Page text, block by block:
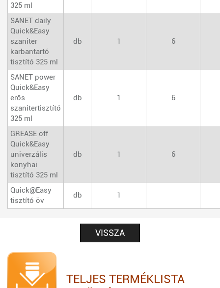
325 ml
SANET daily
Quick&Easy
szaniter
karbantartó
tisztító 325 ml
db 1 6
SANET power
Quick&Easy
erős
szanitertisztító
325 ml
db 1 6
GREASE off
Quick&Easy
univerzális
konyhai
tisztító 325 ml
db 1 6
Quick@Easy
tisztító öv
db 1
VISSZA
TELJES TERMÉKLISTA